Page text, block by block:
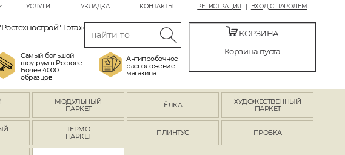
РЕГИСТРАЦИЯ ВХОД С ПАРОЛЕМ
УСЛУГИ УКЛАДКА КОНТАКТЫ
1 этаж
Самый большой
шоу-рум в Ростове.
Более 4000
образцов
Антипробочное
расположение
магазина
КОРЗИНА
Корзина пуста
МОДУЛЬНЫЙ
ПАРКЕТ
ЁЛКА
ХУДОЖЕСТВЕННЫЙ
ПАРКЕТ
ТЕРМО
ПАРКЕТ
ПЛИНТУС ПРОБКА